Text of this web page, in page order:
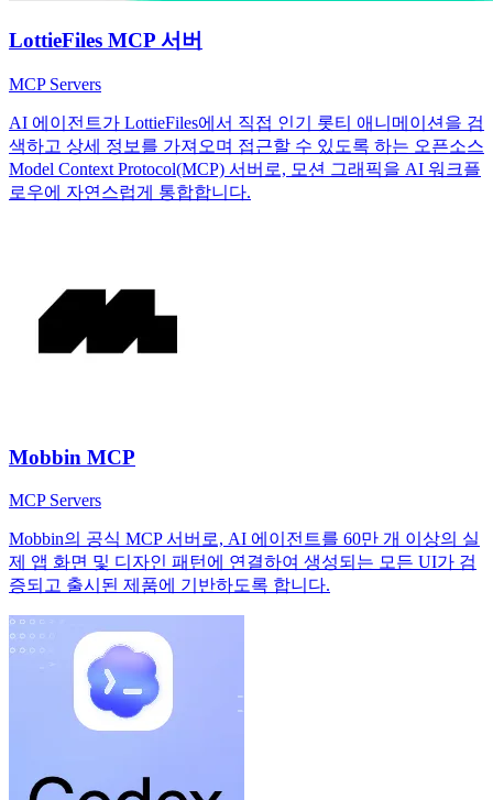
LottieFiles MCP 서버
MCP Servers
AI 에이전트가 LottieFiles에서 직접 인기 롯티 애니메이션을 검
색하고 상세 정보를 가져오며 접근할 수 있도록 하는 오픈소스
Model Context Protocol(MCP) 서버로, 모션 그래픽을 AI 워크플
로우에 자연스럽게 통합합니다.
Mobbin MCP
MCP Servers
Mobbin의 공식 MCP 서버로, AI 에이전트를 60만 개 이상의 실
제 앱 화면 및 디자인 패턴에 연결하여 생성되는 모든 UI가 검
증되고 출시된 제품에 기반하도록 합니다.